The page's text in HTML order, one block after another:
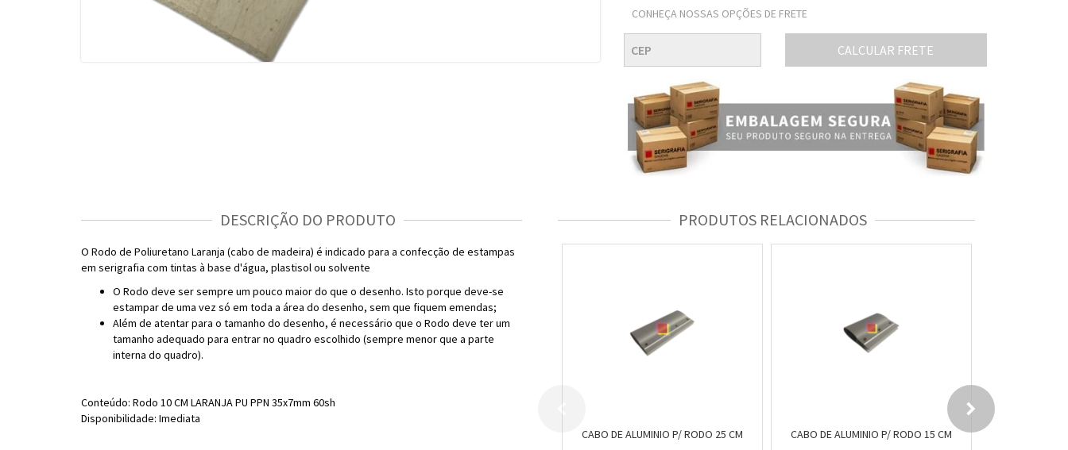
CONHEÇA NOSSAS OPÇÕES DE FRETE
CALCULAR FRETE
DESCRIÇÃO DO PRODUTO
O Rodo de Poliuretano Laranja (cabo de madeira) é indicado para a confecção de estampas
em serigrafia com tintas à base d'água, plastisol ou solvente
O Rodo deve ser sempre um pouco maior do que o desenho. Isto porque deve-se
estampar de uma vez só em toda a área do desenho, sem que fiquem emendas;
Além de atentar para o tamanho do desenho, é necessário que o Rodo deve ter um
tamanho adequado para entrar no quadro escolhido (sempre menor que a parte
interna do quadro).
Conteúdo: Rodo 10 CM LARANJA PU PPN 35x7mm 60sh
Disponibilidade: Imediata
PRODUTOS RELACIONADOS
CABO DE ALUMINIO P/ RODO 25 CM CABO DE ALUMINIO P/ RODO 15 CM